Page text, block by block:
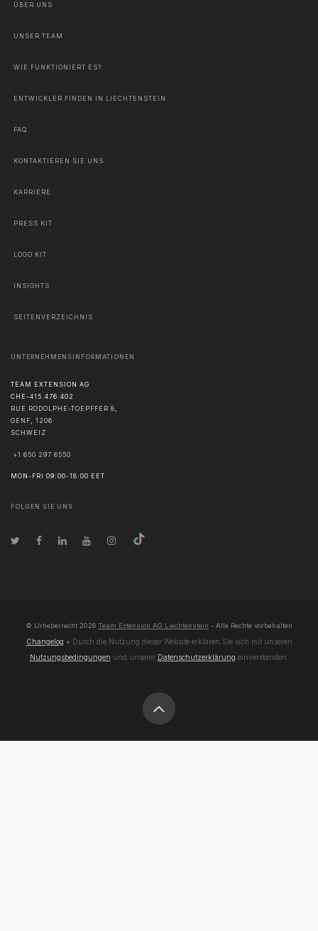
ÜBER UNS
UNSER TEAM
WIE FUNKTIONIERT ES?
ENTWICKLER FINDEN IN LIECHTENSTEIN
FAQ
KONTAKTIEREN SIE UNS
KARRIERE
PRESS KIT
LOGO KIT
INSIGHTS
SEITENVERZEICHNIS
UNTERNEHMENSINFORMATIONEN
TEAM EXTENSION AG
CHE-415.476.402
RUE RODOLPHE-TOEPFFER 8,
GENF, 1206
SCHWEIZ
+1 650 297 6550
MON-FRI 09:00-18:00 EET
FOLGEN SIE UNS
© Urheberrecht 2026 Team Extension AG Liechtenstein - Alle Rechte vorbehalten
Changelog ● Durch die Nutzung dieser Website erklären Sie sich mit unseren
Nutzungsbedingungen und unserer Datenschutzerklärung einverstanden.